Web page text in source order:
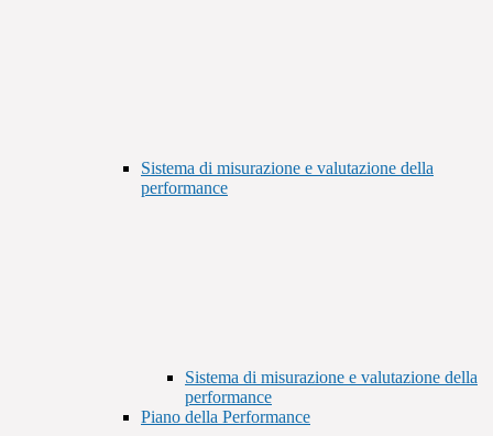
Sistema di misurazione e valutazione della
performance
Sistema di misurazione e valutazione della
performance
Piano della Performance